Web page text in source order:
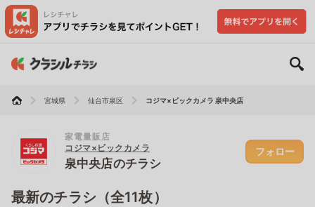
宮城県 仙台市泉区 コジマ×ビックカメラ 泉中央店
家電量販店
コジマ×ビックカメラ
泉中央店のチラシ
フォロー
最新のチラシ（全11枚）